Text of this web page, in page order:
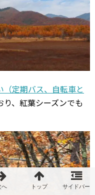
定期バス、自転車と
り、紅葉シーズンでも